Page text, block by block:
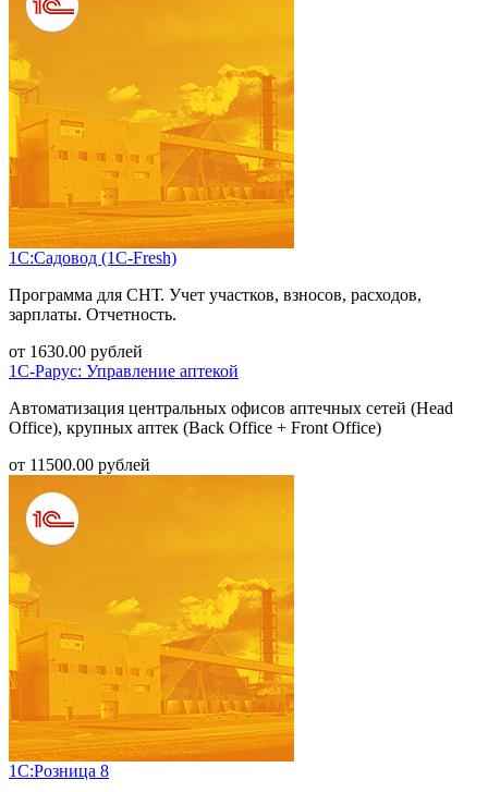
1С:Садовод (1С-Fresh)
Программа для СНТ. Учет участков, взносов, расходов,
зарплаты. Отчетность.
от 1630.00 рублей
1С-Рарус: Управление аптекой
Автоматизация центральных офисов аптечных сетей (Head
Office), крупных аптек (Back Office + Front Office)
от 11500.00 рублей
1С:Розница 8